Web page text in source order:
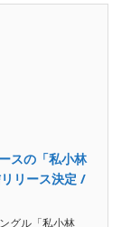
スの「私小林
リース決定 /
グル「私小林